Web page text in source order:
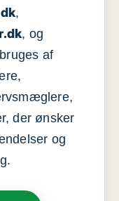
,
, og
bruges af
der ønsker
og